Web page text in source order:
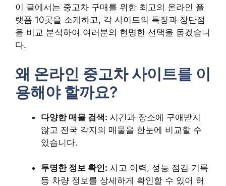
이 글에서는 중고차 구매를 위한 최고의 온라인 플
랫폼 10곳을 소개하고, 각 사이트의 특징과 장단점
을 비교 분석하여 여러분의 현명한 선택을 돕겠습니
다.
왜 온라인 중고차 사이트를 이
용해야 할까요?
다양한 매물 검색: 시간과 장소에 구애받지
않고 전국 각지의 매물을 한눈에 비교할 수
있습니다.
투명한 정보 확인: 사고 이력, 성능 점검 기록
등 차량 정보를 상세하게 확인할 수 있어 허